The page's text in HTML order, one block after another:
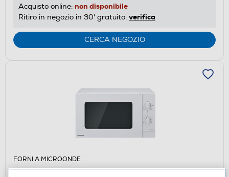
Acquisto online: non disponibile
Ritiro in negozio in 30' gratuito: verifica
CERCA NEGOZIO
FORNI A MICROONDE
PANASONIC - Forno microonde NN-